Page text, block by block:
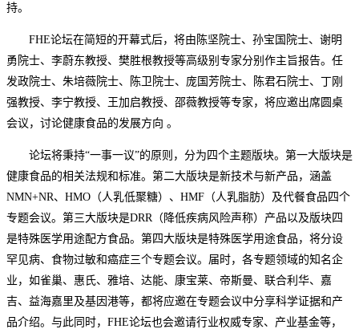
持。
FHE论坛在简短的开幕式后，将由陈坚院士、孙宝国院士、谢明
勇院士、李蔚东教授、樊胜根教授等高级别专家分别作主旨报告。任
发政院士、朱培薇院士、陈卫院士、庞国芳院士、陈君石院士、丁刚
强教授、李宁教授、王加启教授、邵薇教授等专家，将应邀出席圆桌
会议，讨论健康食品的发展方向 。
论坛将秉持“一事一议”的原则，分为四个主题版块。第一大版块是
健康食品的相关法规和标准。第二大版块是新技术与新产品，涵盖
NMN+NR、HMO（人乳低聚糖）、HMF（人乳脂肪）及代餐食品四个
专题会议。第三大版块是DRR（降低疾病风险声称）产品以及版块四
是特殊医学用途配方食品。第四大版块是特殊医学用途食品，将分设
罕见病、食物过敏和癌症三个专题会议。届时，各专题领域的知名企
业，如雀巢、惠氏、雅培、达能、康宝莱、帝斯曼、联合利华、嘉
吉、益海嘉里及基因港等，都将应邀在专题会议中分享科学证据和产
品介绍。与此同时，FHE论坛也会邀请行业权威专家、产业基金等，